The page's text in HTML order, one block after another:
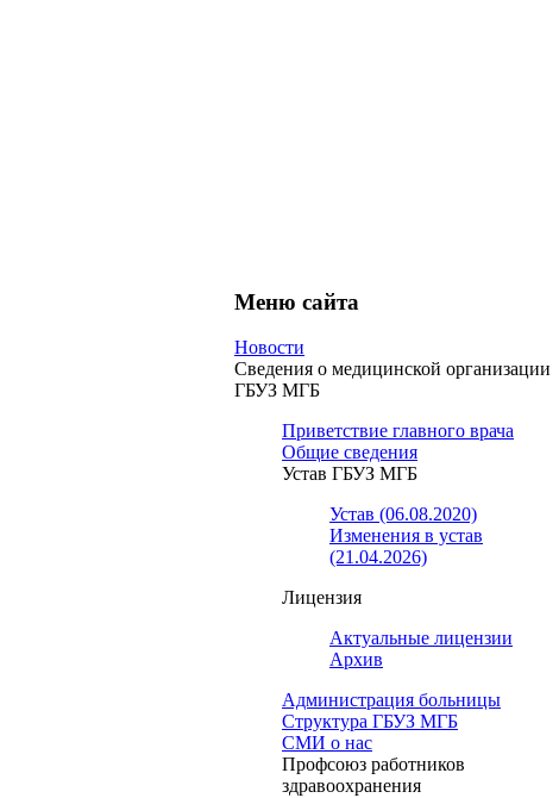
Меню сайта
Новости
Сведения о медицинской организации
ГБУЗ МГБ
Приветствие главного врача
Общие сведения
Устав ГБУЗ МГБ
Устав (06.08.2020)
Изменения в устав
(21.04.2026)
Лицензия
Актуальные лицензии
Архив
Администрация больницы
Структура ГБУЗ МГБ
СМИ о нас
Профсоюз работников
здравоохранения